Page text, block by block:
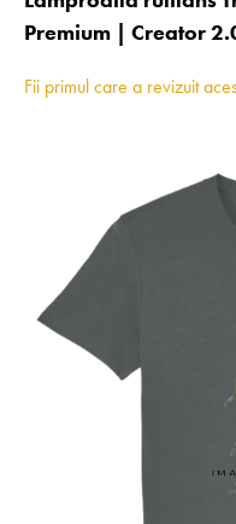
Premium | Creator
Fii primul care a revizuit